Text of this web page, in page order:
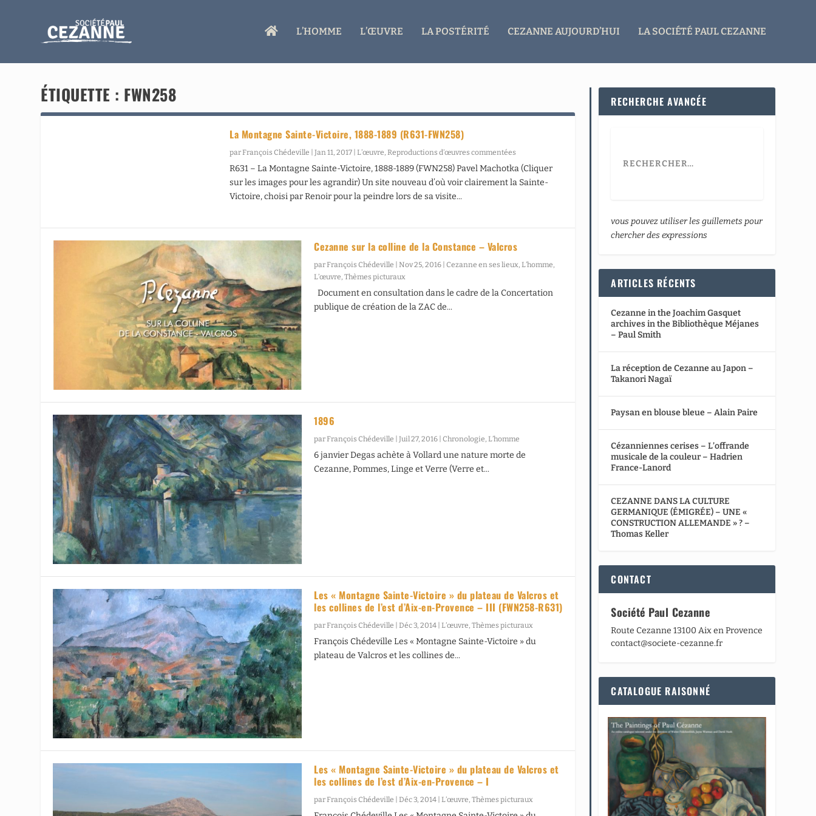
A
L’HOMME L’ŒUVRE LA POSTÉRITÉ CEZANNE AUJOURD’HUI LA SOCIÉTÉ PAUL CEZANNE
ÉTIQUETTE : FWN258
La Montagne Sainte-Victoire, 1888-1889 (R631-FWN258)
parFrançois Chédeville |Jan 11, 2017 |L’œuvre,Reproductions d’œuvres commentées
R631 – La Montagne Sainte-Victoire, 1888-1889 (FWN258) Pavel Machotka (Cliquer
sur les images pour les agrandir) Un site nouveau d’où voir clairement la Sainte-
Victoire, choisi par Renoir pour la peindre lors de sa visite...
Cezanne sur la colline de la Constance – Valcros
parFrançois Chédeville |Nov 25, 2016 |Cezanne en ses lieux,L’homme,
L’œuvre,Thèmes picturaux
Document en consultation dans le cadre de la Concertation
publique de création de la ZAC de...
1896
parFrançois Chédeville |Juil 27, 2016 |Chronologie,L’homme
6 janvier Degas achète à Vollard une nature morte de
Cezanne, Pommes, Linge et Verre (Verre et...
Les « Montagne Sainte-Victoire » du plateau de Valcros et
les collines de l’est d’Aix-en-Provence – III (FWN258-R631)
parFrançois Chédeville |Déc 3, 2014 |L’œuvre,Thèmes picturaux
François Chédeville Les « Montagne Sainte-Victoire » du
plateau de Valcros et les collines de...
Les « Montagne Sainte-Victoire » du plateau de Valcros et
les collines de l’est d’Aix-en-Provence – I
par François Chédeville Déc 3, 2014 L’œuvre ,Thèmes picturaux
RECHERCHE AVANCÉE
vous pouvez utiliser les guillemets pour
chercher des expressions
ARTICLES RÉCENTS
Cezanne in the Joachim Gasquet
archives in the Bibliothèque Méjanes
– Paul Smith
La réception de Cezanne au Japon –
Takanori Nagaï
Paysan en blouse bleue – Alain Paire
Cézanniennes cerises – L’offrande
musicale de la couleur – Hadrien
France-Lanord
CEZANNE DANS LA CULTURE
GERMANIQUE (ÉMIGRÉE) – UNE «
CONSTRUCTION ALLEMANDE » ? –
Thomas Keller
CONTACT
Société Paul Cezanne
Route Cezanne 13100 Aix en Provence
contact@societe-cezanne.fr
CATALOGUE RAISONNÉ